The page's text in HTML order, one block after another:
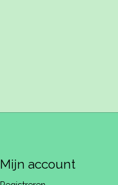
Mijn account